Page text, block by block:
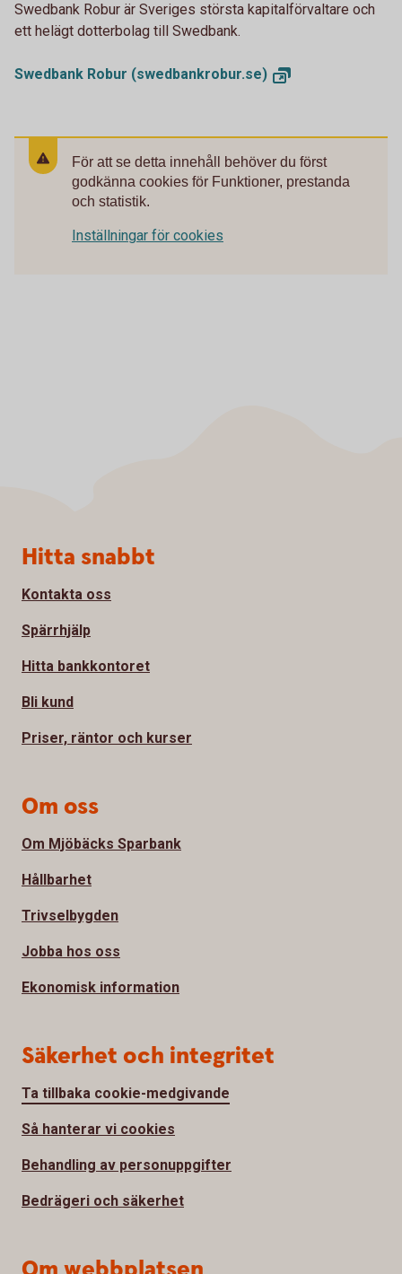
Swedbank Robur är Sveriges största kapitalförvaltare och
ett helägt dotterbolag till Swedbank.
Swedbank Robur (swedbankrobur.se)
För att se detta innehåll behöver du först
godkänna cookies för Funktioner, prestanda
och statistik.
Inställningar för cookies
Sidfot
Hitta snabbt
Kontakta oss
Spärrhjälp
Hitta bankkontoret
Bli kund
Priser, räntor och kurser
Om oss
Om Mjöbäcks Sparbank
Hållbarhet
Trivselbygden
Jobba hos oss
Ekonomisk information
Säkerhet och integritet
Ta tillbaka cookie-medgivande
Så hanterar vi cookies
Behandling av personuppgifter
Bedrägeri och säkerhet